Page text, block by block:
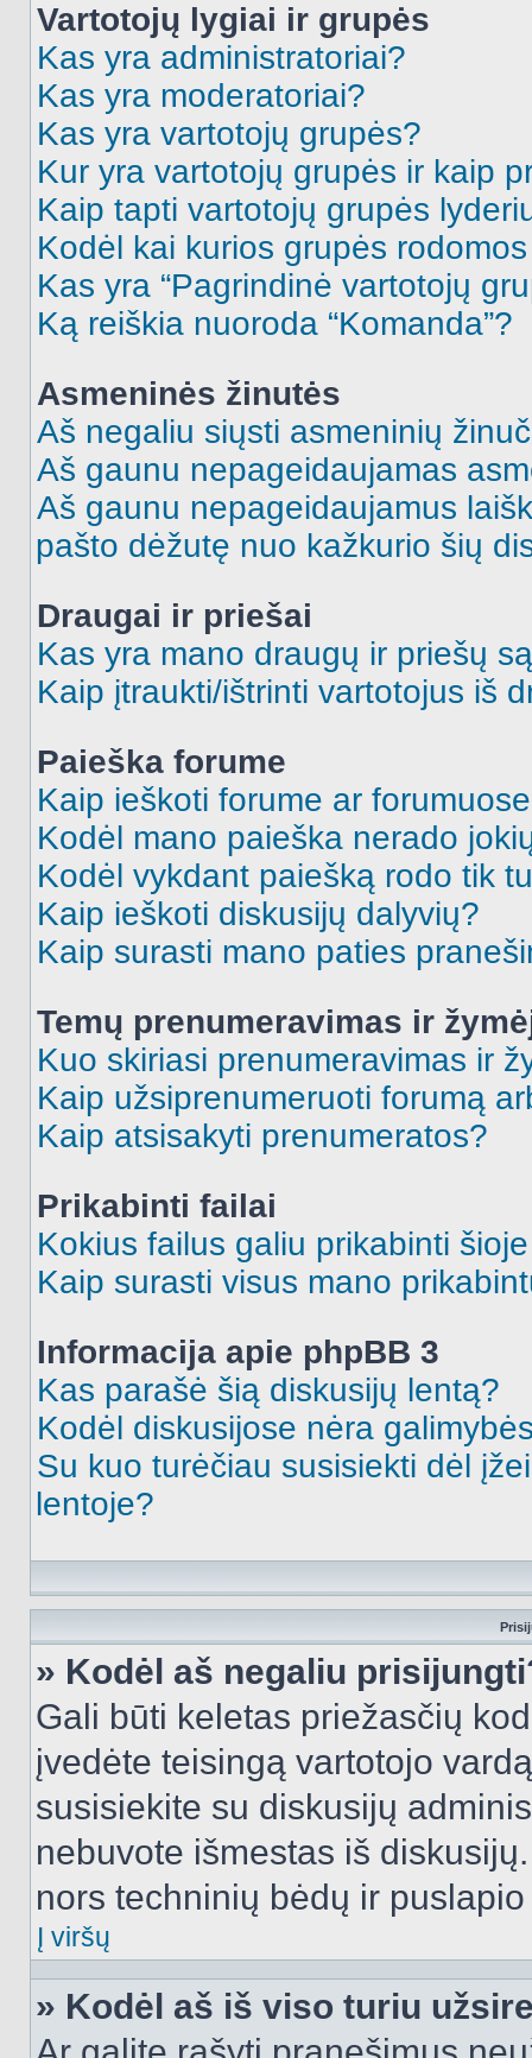
Vartotojų lygiai ir grupės
Kas yra administratoriai?
Kas yra moderatoriai?
Kas yra vartotojų grupės?
Kur yra vartotojų grupės ir kaip
Kaip tapti vartotojų grupės
Kodėl kai kurios grupės
Kas yra “Pagrindinė vartotojų
Ką reiškia nuoroda “Komanda”?
Asmeninės žinutės
Aš negaliu siųsti asmeninių
Aš gaunu nepageidaujamas
Aš gaunu nepageidaujamus
pašto dėžutę nuo kažkurio šių
Draugai ir priešai
Kas yra mano draugų ir priešų
Kaip įtraukti/ištrinti vartotojus iš
Paieška forume
Kaip ieškoti forume ar
Kodėl mano paieška nerado
Kodėl vykdant paiešką rodo tik
Kaip ieškoti diskusijų dalyvių?
Kaip surasti mano paties
Temų prenumeravimas ir
Kuo skiriasi prenumeravimas ir
Kaip užsiprenumeruoti forumą
Kaip atsisakyti prenumeratos?
Prikabinti failai
Kokius failus galiu prikabinti
Kaip surasti visus mano
Informacija apie phpBB 3
Kas parašė šią diskusijų lentą?
Kodėl diskusijose nėra
Su kuo turėčiau susisiekti dėl
lentoje?
» Kodėl aš negaliu
Gali būti keletas priežasčių
įvedėte teisingą vartotojo
susisiekite su diskusijų
nebuvote išmestas iš
nors techninių bėdų ir
Į viršų
» Kodėl aš iš viso turiu